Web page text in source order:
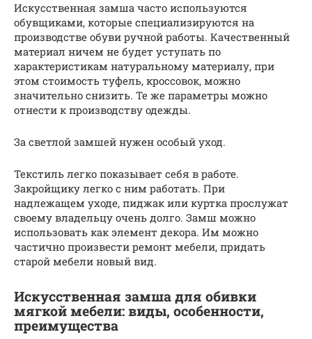
Искусственная замша часто используются
обувщиками, которые специализируются на
производстве обуви ручной работы. Качественный
материал ничем не будет уступать по
характеристикам натуральному материалу, при
этом стоимость туфель, кроссовок, можно
значительно снизить. Те же параметры можно
отнести к производству одежды.
За светлой замшей нужен особый уход.
Текстиль легко показывает себя в работе.
Закройщику легко с ним работать. При
надлежащем уходе, пиджак или куртка прослужат
своему владельцу очень долго. Замш можно
использовать как элемент декора. Им можно
частично произвести ремонт мебели, придать
старой мебели новый вид.
Искусственная замша для обивки
мягкой мебели: виды, особенности,
преимущества